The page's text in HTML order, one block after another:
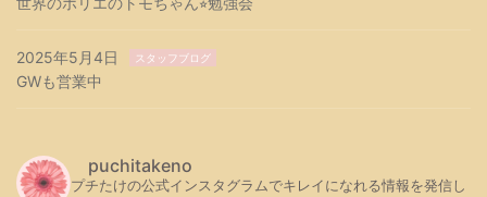
2025年5月4日 スタッフブログ
GWも営業中
puchitakeno
プチたけの公式インスタグラムでキレイになれる情報を発信し